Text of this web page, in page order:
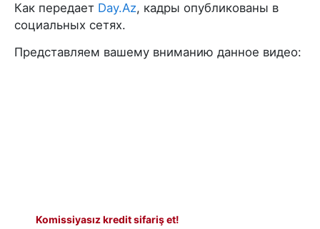
Как передает Day.Az, кадры опубликованы в
социальных сетях.
Представляем вашему вниманию данное видео:
Komissiyasız kredit sifariş et!